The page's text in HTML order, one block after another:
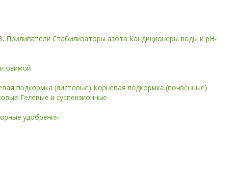
Прилипатели Стабилизаторы азота Кондиционеры воды и pH-
озимой
подкормка (листовые) Корневая подкормка (почвенные)
Гелевые и суспензионные
удобрения